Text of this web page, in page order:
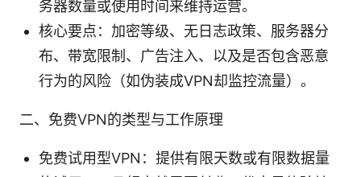
务器数量或使用时间来维持运营。
核心要点：加密等级、无日志政策、服务器分
布、带宽限制、广告注入、以及是否包含恶意
行为的风险（如伪装成VPN却监控流量）。
二、免费VPN的类型与工作原理
免费试用型VPN：提供有限天数或有限数据量